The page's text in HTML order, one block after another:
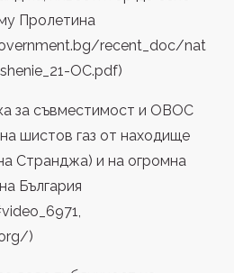
Пролетина
recent_doc/nat
OC.pdf)
за съвместимост и ОВОС
шистов газ от находище
Странджа) и на огромна
България
)